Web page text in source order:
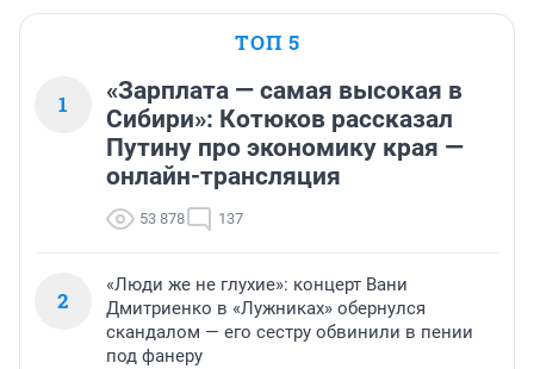
ТОП 5
1
«Зарплата — самая высокая в
Сибири»: Котюков рассказал
Путину про экономику края —
онлайн-трансляция
53 878 137
2
«Люди же не глухие»: концерт Вани
Дмитриенко в «Лужниках» обернулся
скандалом — его сестру обвинили в пении
под фанеру